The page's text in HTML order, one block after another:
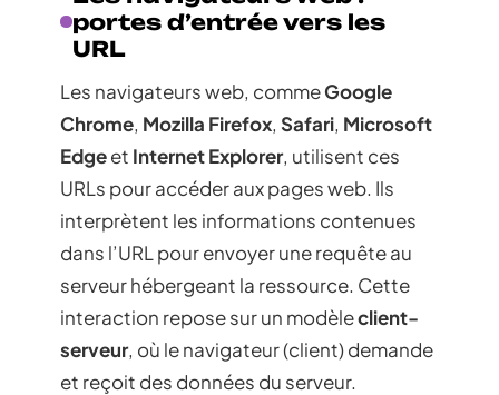
portes d’entrée vers les
URL
Les navigateurs web, commeGoogle
Chrome, Mozilla Firefox, Safari, Microsoft
Edgeet Internet Explorer, utilisent ces
URLs pour accéder aux pages web. Ils
interprètent les informations contenues
dans l’URL pour envoyer une requête au
serveur hébergeant la ressource. Cette
interaction repose sur un modèleclient-
serveur, où le navigateur (client) demande
et reçoit des données du serveur.